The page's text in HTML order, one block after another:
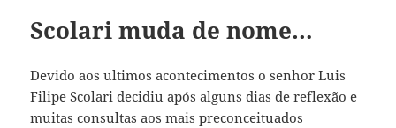
Scolari muda de nome…
Devido aos ultimos acontecimentos o senhor Luis
Filipe Scolari decidiu após alguns dias de reflexão e
muitas consultas aos mais preconceituados